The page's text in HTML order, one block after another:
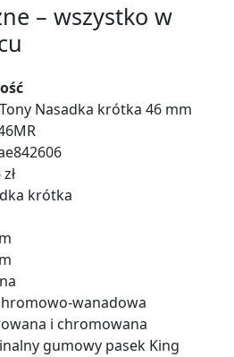
– wszystko w
Nasadka krótka 46 mm
krótka
wanadowa
i chromowana
gumowy pasek King